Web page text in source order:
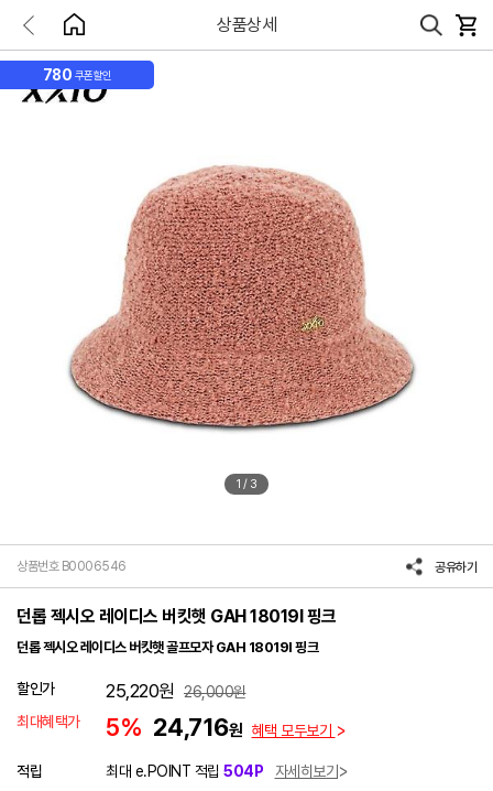
상품상세
780 쿠폰할인
1 / 3
상품번호 B0006546 공유하기
던롭 젝시오 레이디스 버킷햇 GAH 18019I 핑크
던롭 젝시오 레이디스 버킷햇 골프모자 GAH 18019I 핑크
할인가 25,220원 26,000원
최대혜택가
5% 24,716원 혜택 모두보기
적립 최대 e.POINT 적립 504P
자세히보기